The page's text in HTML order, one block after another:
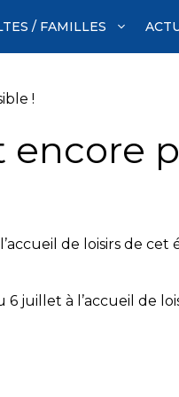
/ FAMILLES
!
encore
de loisirs de cet
juillet à l’accueil de